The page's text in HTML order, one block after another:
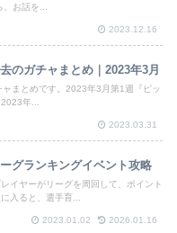
、お話を...
2023.12.16
のガチャまとめ｜2023年3月
まとめです。2023年3月第1週『ピッ
年...
2023.03.31
ーグランキングイベント攻略
イヤーがリーグを周回して、ポイント
入ると、選手育...
2023.01.02 2026.01.16